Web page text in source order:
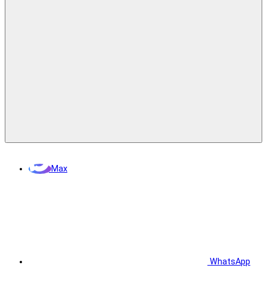
Max
WhatsApp